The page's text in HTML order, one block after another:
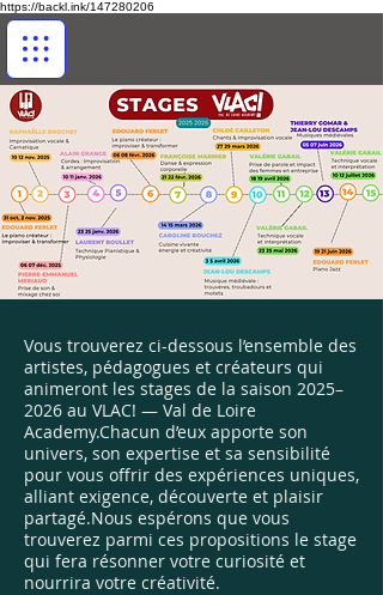
https://backl.ink/147280206
Vous trouverez ci-dessous l’ensemble des
artistes, pédagogues et créateurs qui
animeront les stages de la saison 2025–
2026 au VLAC! — Val de Loire
Academy.Chacun d’eux apporte son
univers, son expertise et sa sensibilité
pour vous offrir des expériences uniques,
alliant exigence, découverte et plaisir
partagé.Nous espérons que vous
trouverez parmi ces propositions le stage
qui fera résonner votre curiosité et
nourrira votre créativité.